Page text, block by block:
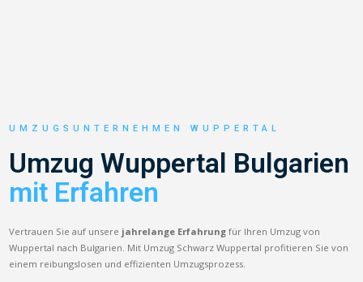
UMZUGSUNTERNEHMEN WUPPERTAL
Umzug Wuppertal Bulgarien
mit Erfahren
Vertrauen Sie auf unsere jahrelange Erfahrung für Ihren Umzug von
Wuppertal nach Bulgarien. Mit Umzug Schwarz Wuppertal profitieren Sie von
einem reibungslosen und effizienten Umzugsprozess.